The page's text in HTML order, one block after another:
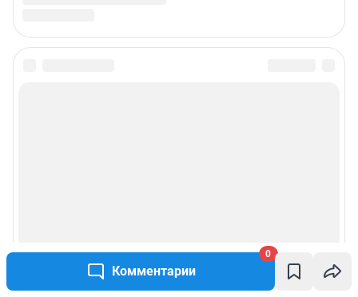
Комментарии
0